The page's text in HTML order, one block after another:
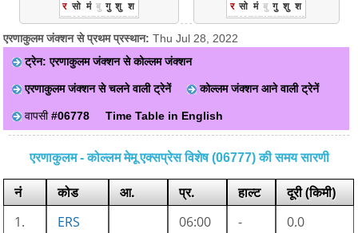
र सो मं बु गु शु श र सो मं बु गु शु श
एरणाकुलम जंक्शन से प्रथम प्रस्थान:Thu Jul 28, 2022
ट्रेन: एरणाकुलम जंक्शन से कोल्लम जंक्शन
एरणाकुलम जंक्शन से चलने वाली ट्रेनें कोल्लम जंक्शन आने वाली ट्रेनें
वापसी#06778 Time Table in English
एरणाकुलम - कोल्लम मेमू एक्सप्रेस विशेष (06777) की समय सारणी
नं कोड आ. प्र. हाल्ट
दूरी (किमी)
1.
ERS 06:00 -
0.0